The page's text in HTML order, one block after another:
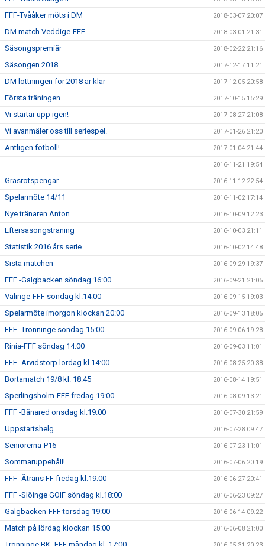
FFF-Tvååker möts i DM 2018-03-07 20:07
DM match Veddige-FFF 2018-03-01 21:31
Säsongspremiär 2018-02-22 21:16
Säsongen 2018 2017-12-17 11:21
DM lottningen för 2018 är klar 2017-12-05 20:58
Första träningen 2017-10-15 15:29
Vi startar upp igen! 2017-08-27 21:08
Vi avanmäler oss till seriespel. 2017-01-26 21:20
Äntligen fotboll! 2017-01-04 21:44
2016-11-21 19:54
Gräsrotspengar 2016-11-12 22:54
Spelarmöte 14/11 2016-11-02 17:14
Nye tränaren Anton 2016-10-09 12:23
Eftersäsongsträning 2016-10-03 21:11
Statistik 2016 års serie 2016-10-02 14:48
Sista matchen 2016-09-29 19:37
FFF -Galgbacken söndag 16:00 2016-09-21 21:05
Valinge-FFF söndag kl.14:00 2016-09-15 19:03
Spelarmöte imorgon klockan 20:00 2016-09-13 18:05
FFF -Trönninge söndag 15:00 2016-09-06 19:28
Rinia-FFF söndag 14:00 2016-09-03 11:01
FFF -Arvidstorp lördag kl.14:00 2016-08-25 20:38
Bortamatch 19/8 kl. 18:45 2016-08-14 19:51
Sperlingsholm-FFF fredag 19:00 2016-08-09 13:21
FFF -Bänared onsdag kl.19:00 2016-07-30 21:59
Uppstartshelg 2016-07-28 09:47
Seniorerna-P16 2016-07-23 11:01
Sommaruppehåll! 2016-07-06 20:19
FFF- Ätrans FF fredag kl.19:00 2016-06-27 20:41
FFF -Slöinge GOIF söndag kl.18:00 2016-06-23 09:27
Galgbacken-FFF torsdag 19:00 2016-06-14 09:22
Match på lördag klockan 15:00 2016-06-08 21:00